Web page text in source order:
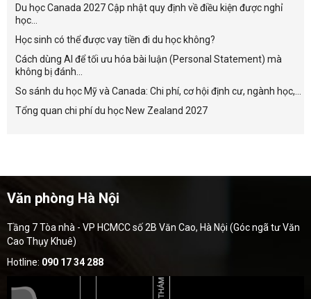
Du học Canada 2027 Cập nhật quy định về điều kiện được nghỉ
học...
Học sinh có thể được vay tiền đi du học không?
Cách dùng AI để tối ưu hóa bài luận (Personal Statement) mà
không bị đánh...
So sánh du học Mỹ và Canada: Chi phí, cơ hội định cư, ngành học,...
Tổng quan chi phí du học New Zealand 2027
Văn phòng Hà Nội
Tầng 7 Tòa nhà - VP HCMCC số 2B Văn Cao, Hà Nội (Góc ngã tư Văn
Cao Thụy Khuê)
Hotline: 090 17 34 288